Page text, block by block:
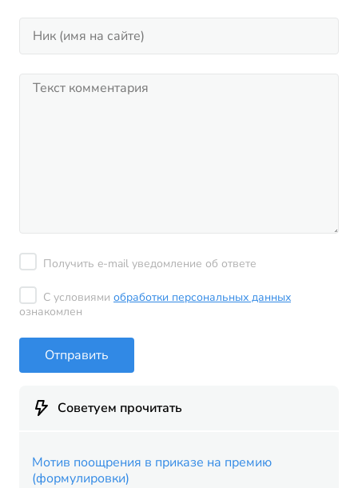
Получить e-mail уведомление об ответе
С условиями обработки персональных данных
ознакомлен
Отправить
Советуем прочитать
Мотив поощрения в приказе на премию
(формулировки)